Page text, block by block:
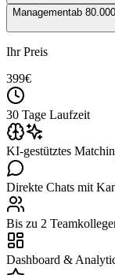
Managementab
Ihr Preis
399€
30 Tage Laufzeit
KI-gestütztes
Direkte Chats mit
Bis zu 2
Dashboard &